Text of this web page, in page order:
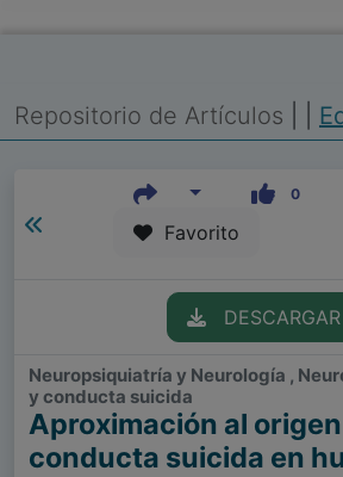
Repositorio de Artículos
0
Favorito
DESCARGAR
Neuropsiquiatría y Neurología ,
y conducta suicida
Aproximación al
conducta suicida en